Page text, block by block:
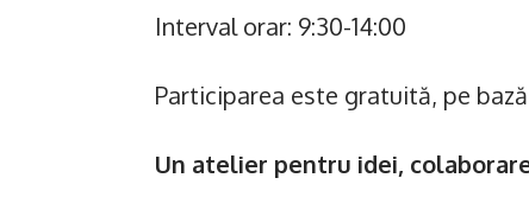
Interval orar: 9:30-14:00
Participarea este gratuită, pe
Un atelier pentru idei,